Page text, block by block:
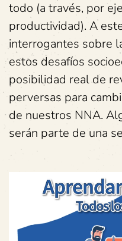
todo (a través, por
productividad). A
interrogantes sobre
estos desafíos
posibilidad real de
perversas para
de nuestros NNA.
serán parte de una